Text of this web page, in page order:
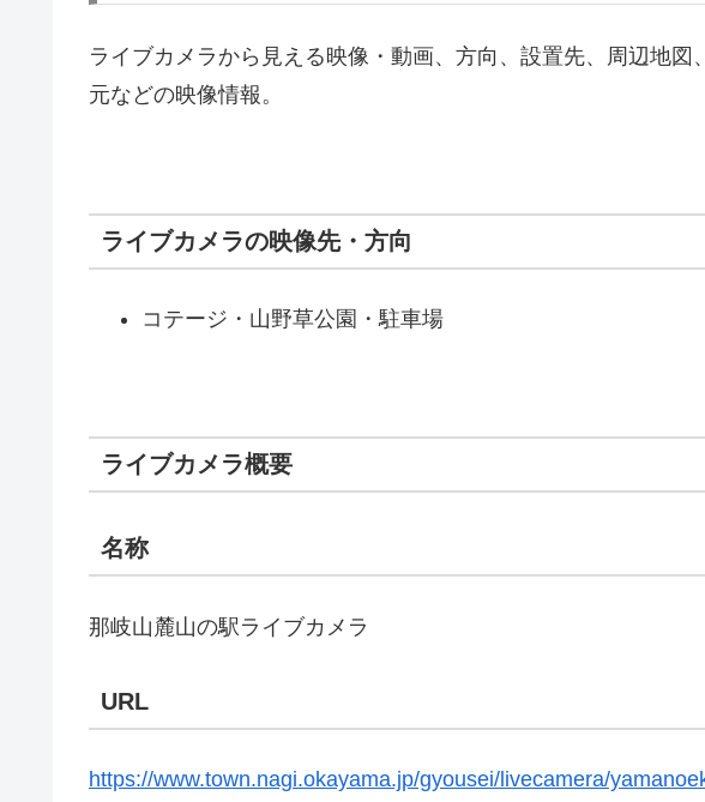
ライブカメラから見える映像・動画、方向、設置先、周辺地
元などの映像情報。
ライブカメラの映像先・方向
コテージ・山野草公園・駐車場
ライブカメラ概要
名称
那岐山麓山の駅ライブカメラ
URL
https://www.town.nagi.okayama.jp/gyousei/livecamera/